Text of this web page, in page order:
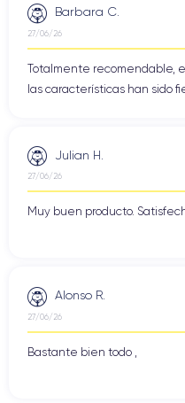
Barbara C.
27/06/26
Totalmente recomendable,
las características han sido
Julian H.
27/06/26
Muy buen producto.
Alonso R.
27/06/26
Bastante bien todo ,